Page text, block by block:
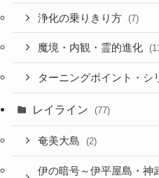
浄化の乗りきり方 (7)
魔境・内観・霊的進化
ターニングポイント・シ
レイライン (77)
奄美大島 (2)
伊の暗号～伊平屋島・神